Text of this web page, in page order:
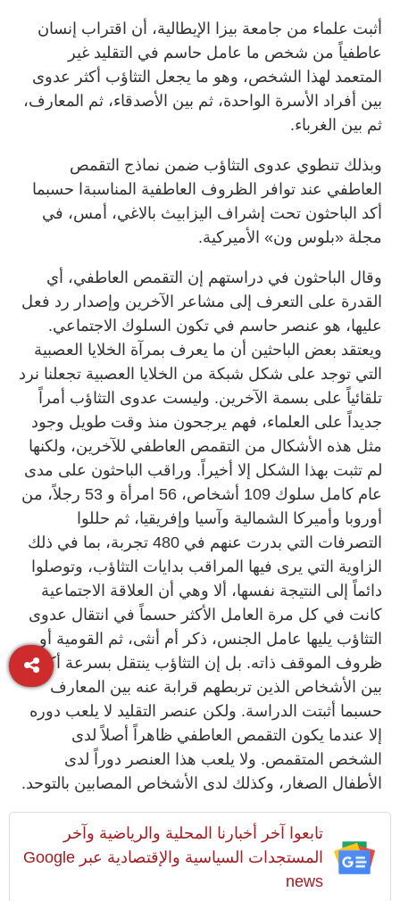
أثبت علماء من جامعة بيزا الإيطالية، أن اقتراب إنسان
عاطفياً من شخص ما عامل حاسم في التقليد غير
المتعمد لهذا الشخص، وهو ما يجعل التثاؤب أكثر عدوى
بين أفراد الأسرة الواحدة، ثم بين الأصدقاء، ثم المعارف،
ثم بين الغرباء.
وبذلك تنطوي عدوى التثاؤب ضمن نماذج التقمص
العاطفي عند توافر الظروف العاطفية المناسبةا حسبما
أكد الباحثون تحت إشراف اليزابيث بالاغي، أمس، في
مجلة «بلوس ون» الأميركية.
وقال الباحثون في دراستهم إن التقمص العاطفي، أي
القدرة على التعرف إلى مشاعر الآخرين وإصدار رد فعل
عليها، هو عنصر حاسم في تكون السلوك الاجتماعي.
ويعتقد بعض الباحثين أن ما يعرف بمرآة الخلايا العصبية
التي توجد على شكل شبكة من الخلايا العصبية تجعلنا نرد
تلقائياً على بسمة الآخرين. وليست عدوى التثاؤب أمراً
جديداً على العلماء، فهم يرجحون منذ وقت طويل وجود
مثل هذه الأشكال من التقمص العاطفي للآخرين، ولكنها
لم تثبت بهذا الشكل إلا أخيراً. وراقب الباحثون على مدى
عام كامل سلوك 109 أشخاص، 56 امرأة و 53 رجلاً، من
أوروبا وأميركا الشمالية وآسيا وإفريقيا، ثم حللوا
التصرفات التي بدرت عنهم في 480 تجربة، بما في ذلك
الزاوية التي يرى فيها المراقب بدايات التثاؤب، وتوصلوا
دائماً إلى النتيجة نفسها، ألا وهي أن العلاقة الاجتماعية
كانت في كل مرة العامل الأكثر حسماً في انتقال عدوى
التثاؤب يليها عامل الجنس، ذكر أم أنثى، ثم القومية أو
ظروف الموقف ذاته. بل إن التثاؤب ينتقل بسرعة أكبر
بين الأشخاص الذين تربطهم قرابة عنه بين المعارف
حسبما أثبتت الدراسة. ولكن عنصر التقليد لا يلعب دوره
إلا عندما يكون التقمص العاطفي ظاهراً أصلاً لدى
الشخص المتقمص. ولا يلعب هذا العنصر دوراً لدى
الأطفال الصغار، وكذلك لدى الأشخاص المصابين بالتوحد.
تابعوا آخر أخبارنا المحلية والرياضية وآخر
المستجدات السياسية والإقتصادية عبر Google
news